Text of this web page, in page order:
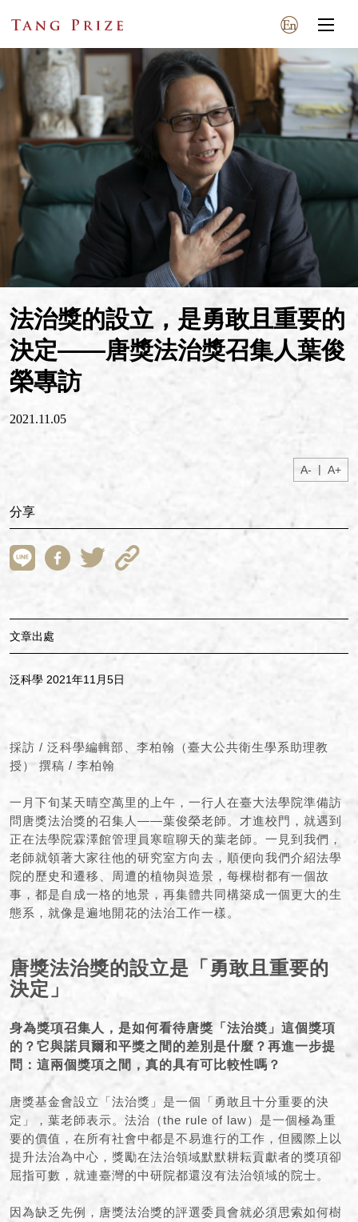
法治獎的設立，是勇敢且重要的
決定——唐獎法治獎召集人葉俊
榮專訪
2021.11.05
A- | A+
分享
文章出處
泛科學 2021年11月5日
採訪 / 泛科學編輯部、李柏翰（臺大公共衛生學系助理教
授） 撰稿 / 李柏翰
一月下旬某天晴空萬里的上午，一行人在臺大法學院準備訪
問唐獎法治獎的召集人——葉俊榮老師。才進校門，就遇到
正在法學院霖澤館管理員寒暄聊天的葉老師。一見到我們，
老師就領著大家往他的研究室方向去，順便向我們介紹法學
院的歷史和遷移、周遭的植物與造景，每棵樹都有一個故
事，都是自成一格的地景，再集體共同構築成一個更大的生
態系，就像是遍地開花的法治工作一樣。
唐獎法治獎的設立是「勇敢且重要的
決定」
身為獎項召集人，是如何看待唐獎「法治奬」這個獎項
的？它與諾貝爾和平獎之間的差別是什麼？ 再進一步提
問：這兩個獎項之間，真的具有可比較性嗎？
唐獎基金會設立「法治獎」是一個「勇敢且十分重要的決
定」，葉老師表示。法治（the rule of law）是一個極為重
要的價值，在所有社會中都是不易進行的工作，但國際上以
提升法治為中心，獎勵在法治領域默默耕耘貢獻者的獎項卻
屈指可數，就連臺灣的中研院都還沒有法治領域的院士。
因為缺乏先例，唐獎法治獎的評選委員會就必須思索如何樹